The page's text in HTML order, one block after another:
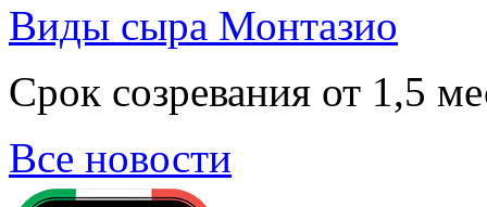
Виды сыра Монтазио
Срок созревания от 1,5
Все новости